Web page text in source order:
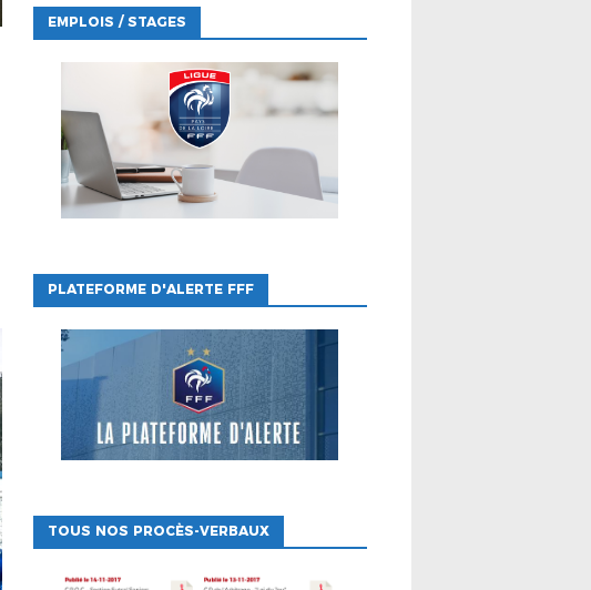
EMPLOIS / STAGES
PLATEFORME D'ALERTE FFF
TOUS NOS PROCÈS-VERBAUX